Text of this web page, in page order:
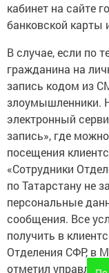
кабинет на сайте
банковской карты
В случае, если по
гражданина на
запись кодом из
злоумышленники.
электронный
запись», где
посещения
«Сотрудники
по Татарстану не
персональные
сообщения. Все
получить в
Отделения СФР, в
отметил